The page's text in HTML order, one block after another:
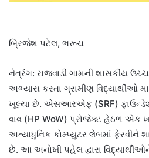
બ્રિજેશ પટેલ, ભરૂચ
નેત્રંગ: રાજવાડી ગામની શાસકીય
અભ્યાસ કરતા ગ્રામીણ વિદ્યાર્થીઓ
ખૂલ્યા છે. એસઆરએફ (SRF)
વાવ (HP WoW) પ્રોજેક્ટ હેઠળ એક
અત્યાધુનિક કોમ્પ્યુટર લેબમાં ફેરવીને
છે. આ અનોખી પહેલ દ્વારા